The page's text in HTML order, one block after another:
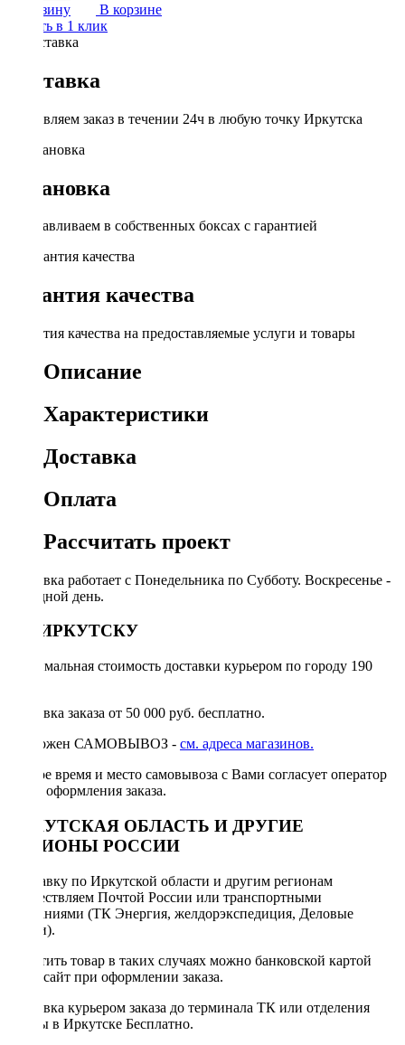
В корзину
В корзине
Купить в 1 клик
Доставка
Доставляем заказ в течении 24ч в любую точку Иркутска
Установка
Устанавливаем в собственных боксах с гарантией
Гарантия качества
Гарантия качества на предоставляемые услуги и товары
Описание
Характеристики
Доставка
Оплата
Рассчитать проект
Доставка работает с Понедельника по Субботу. Воскресенье -
выходной день.
ПО ИРКУТСКУ
Минимальная стоимость доставки курьером по городу 190
Доставка заказа от 50 000 руб. бесплатно.
Возможен САМОВЫВОЗ - см. адреса магазинов.
Точное время и место самовывоза с Вами согласует оператор
после оформления заказа.
ИРКУТСКАЯ ОБЛАСТЬ И ДРУГИЕ
РЕГИОНЫ РОССИИ
Отправку по Иркутской области и другим регионам
осуществляем Почтой России или транспортными
компаниями (ТК Энергия, желдорэкспедиция, Деловые
линии).
Оплатить товар в таких случаях можно банковской картой
через сайт при оформлении заказа.
Доставка курьером заказа до терминала ТК или отделения
Почты в Иркутске Бесплатно.